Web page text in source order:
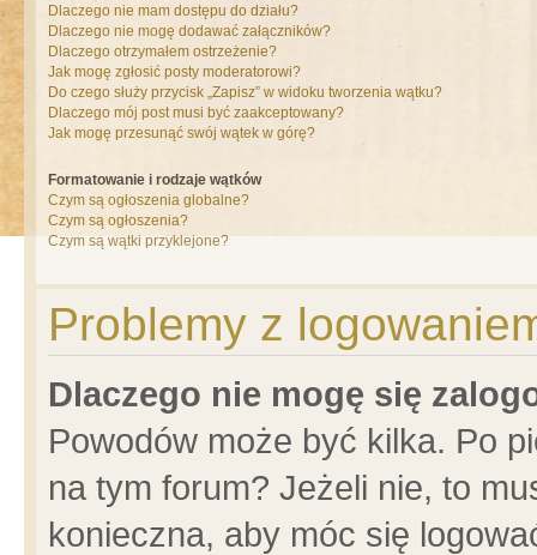
Dlaczego nie mam dostępu do działu?
Dlaczego nie mogę dodawać załączników?
Dlaczego otrzymałem ostrzeżenie?
Jak mogę zgłosić posty moderatorowi?
Do czego służy przycisk „Zapisz” w widoku tworzenia wątku?
Dlaczego mój post musi być zaakceptowany?
Jak mogę przesunąć swój wątek w górę?
Formatowanie i rodzaje wątków
Czym są ogłoszenia globalne?
Czym są ogłoszenia?
Czym są wątki przyklejone?
Problemy z
Dlaczego nie mogę się
Powodów może być kilka. Po
na tym forum? Jeżeli nie, to
konieczna, aby móc się